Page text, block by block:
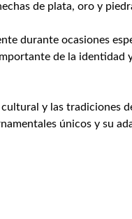
de plata, oro y
durante ocasiones
de la identidad
y las tradiciones
únicos y su